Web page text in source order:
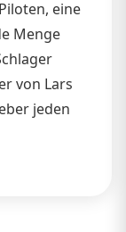
eine
Menge
von Lars
jeden